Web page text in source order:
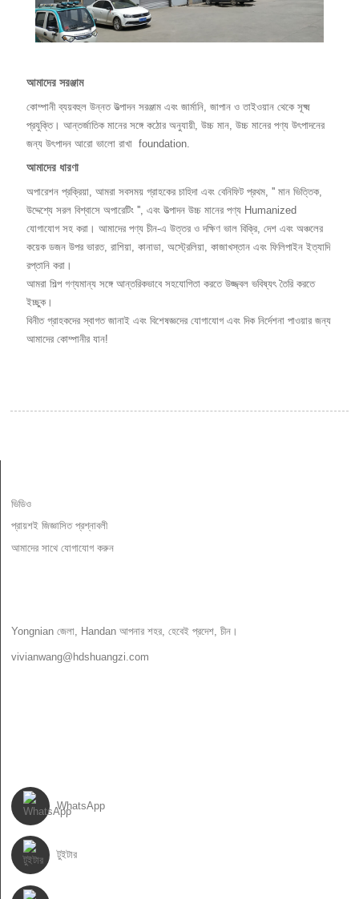
আমাদের সরঞ্জাম
কোম্পানী ব্যয়বহুল উন্নত উত্পাদন সরঞ্জাম এবং জার্মানি, জাপান ও তাইওয়ান থেকে সূক্ষ্ম
প্রযুক্তি। আন্তর্জাতিক মানের সঙ্গে কঠোর অনুযায়ী, উচ্চ মান, উচ্চ মানের পণ্য উৎপাদনের
জন্য উৎপাদন আরো ভালো রাখা foundation.
আমাদের ধারণা
অপারেশন প্রক্রিয়া, আমরা সবসময় গ্রাহকের চাহিদা এবং বেনিফিট প্রথম, '' মান ভিত্তিক,
উদ্দেশ্যে সরল বিশ্বাসে অপারেটিং '', এবং উত্পাদন উচ্চ মানের পণ্য Humanized
যোগাযোগ সহ করা। আমাদের পণ্য চীন-এ উত্তর ও দক্ষিণ ভাল বিক্রি, দেশ এবং অঞ্চলের
কয়েক ডজন উপর ভারত, রাশিয়া, কানাডা, অস্ট্রেলিয়া, কাজাখস্তান এবং ফিলিপাইন ইত্যাদি
রপ্তানি করা।
আমরা শিল্প গণ্যমান্য সঙ্গে আন্তরিকভাবে সহযোগিতা করতে উজ্জ্বল ভবিষ্যৎ তৈরি করতে
ইচ্ছুক।
বিনীত গ্রাহকদের স্বাগত জানাই এবং বিশেষজ্ঞদের যোগাযোগ এবং দিক নির্দেশনা পাওয়ার জন্য
আমাদের কোম্পানীর যান!
ভিডিও
প্রায়শই জিজ্ঞাসিত প্রশ্নাবলী
আমাদের সাথে যোগাযোগ করুন
Yongnian জেলা, Handan আপনার শহর, হেবেই প্রদেশ, চীন।
vivianwang@hdshuangzi.com
WhatsApp
টুইটার